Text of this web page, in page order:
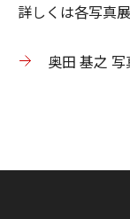
詳しくは各写真
奥田 基之